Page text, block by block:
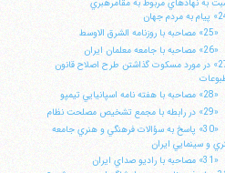
به نهادهاي مربوط به مقامرهبري
«25» مصاحبه با روزنامه الشرق الاوسط
«26» مصاحبه با جامعه معلمان ايران
«27» در مورد مسكوت گذاشتن طرح اصلاح قانون
«28» مصاحبه با هفته نامه اسپانيايي تيمپو
«29» در رابطه با مجمع تشخيص مصلحت نظام
«30» پاسخ به سؤالات فرهنگي و هنري جامعه
و سينمايي ايران
«31» مصاحبه با راديو صداي ايران